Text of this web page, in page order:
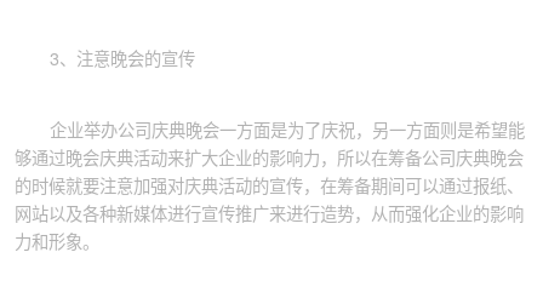
3、注意晚会的宣传
企业举办公司庆典晚会一方面是为了庆祝，另一方面则是希望能
够通过晚会庆典活动来扩大企业的影响力，所以在筹备公司庆典晚会
的时候就要注意加强对庆典活动的宣传，在筹备期间可以通过报纸、
网站以及各种新媒体进行宣传推广来进行造势，从而强化企业的影响
力和形象。